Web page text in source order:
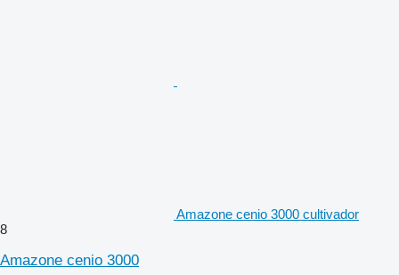
Amazone cenio 3000 cultivador
8
Amazone cenio 3000